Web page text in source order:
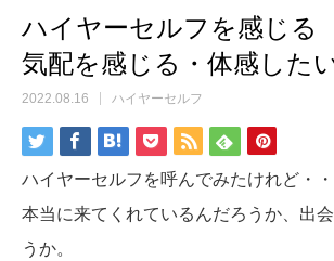
ハイヤーセルフを感じる
気配を感じる・体感した
2022.08.16 ハイヤーセルフ
ハイヤーセルフを呼んでみたけれど・・
本当に来てくれているんだろうか、出
うか。